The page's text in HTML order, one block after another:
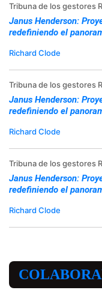
Tribuna de los gestores
Janus Henderson:
redefiniendo el
Richard Clode
Tribuna de los gestores
Janus Henderson:
redefiniendo el
Richard Clode
Tribuna de los gestores
Janus Henderson:
redefiniendo el
Richard Clode